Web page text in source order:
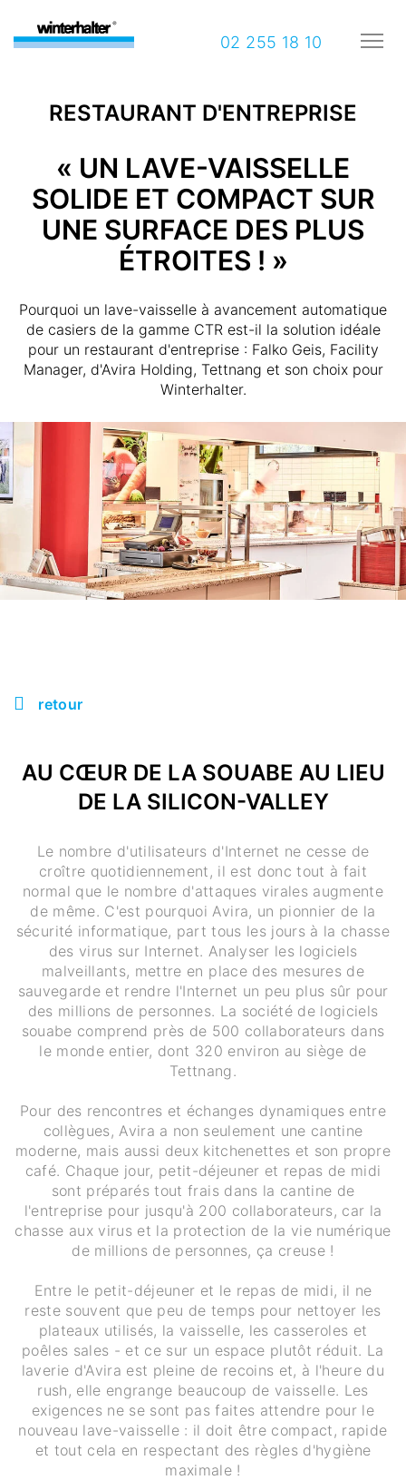
02 255 18 10
RESTAURANT D'ENTREPRISE
« UN LAVE-VAISSELLE
SOLIDE ET COMPACT SUR
UNE SURFACE DES PLUS
ÉTROITES ! »
Pourquoi un lave-vaisselle à avancement automatique
de casiers de la gamme CTR est-il la solution idéale
pour un restaurant d'entreprise : Falko Geis, Facility
Manager, d'Avira Holding, Tettnang et son choix pour
Winterhalter.
retour
AU CŒUR DE LA SOUABE AU LIEU
DE LA SILICON-VALLEY
Le nombre d'utilisateurs d'Internet ne cesse de
croître quotidiennement, il est donc tout à fait
normal que le nombre d'attaques virales augmente
de même. C'est pourquoi Avira, un pionnier de la
sécurité informatique, part tous les jours à la chasse
des virus sur Internet. Analyser les logiciels
malveillants, mettre en place des mesures de
sauvegarde et rendre l'Internet un peu plus sûr pour
des millions de personnes. La société de logiciels
souabe comprend près de 500 collaborateurs dans
le monde entier, dont 320 environ au siège de
Tettnang.
Pour des rencontres et échanges dynamiques entre
collègues, Avira a non seulement une cantine
moderne, mais aussi deux kitchenettes et son propre
café. Chaque jour, petit-déjeuner et repas de midi
sont préparés tout frais dans la cantine de
l'entreprise pour jusqu'à 200 collaborateurs, car la
chasse aux virus et la protection de la vie numérique
de millions de personnes, ça creuse !
Entre le petit-déjeuner et le repas de midi, il ne
reste souvent que peu de temps pour nettoyer les
plateaux utilisés, la vaisselle, les casseroles et
poêles sales - et ce sur un espace plutôt réduit. La
laverie d'Avira est pleine de recoins et, à l'heure du
rush, elle engrange beaucoup de vaisselle. Les
exigences ne se sont pas faites attendre pour le
nouveau lave-vaisselle : il doit être compact, rapide
et tout cela en respectant des règles d'hygiène
maximale !